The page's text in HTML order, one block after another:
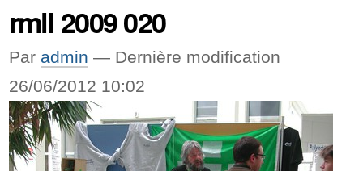
rmll 2009 020
Par admin — Dernière modification
26/06/2012 10:02